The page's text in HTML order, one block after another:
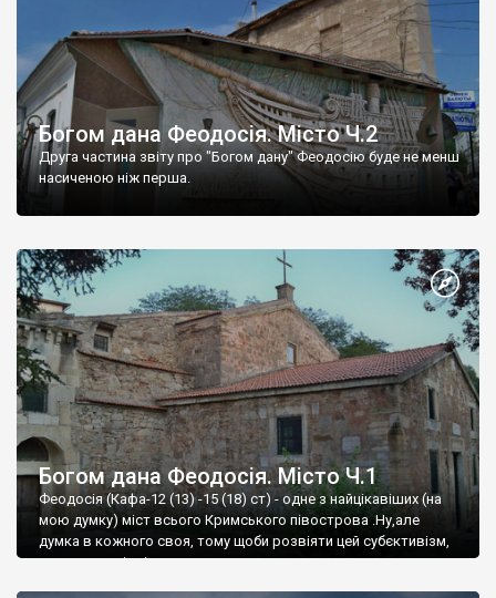
Богом дана Феодосія. Місто Ч.2
Друга частина звіту про "Богом дану" Феодосію буде не менш
насиченою ніж перша.
Богом дана Феодосія. Місто Ч.1
Феодосія (Кафа-12 (13) -15 (18) ст) - одне з найцікавіших (на
мою думку) міст всього Кримського півострова .Ну,але
думка в кожного своя, тому щоби розвіяти цей субєктивізм,
запрошую відвідати це